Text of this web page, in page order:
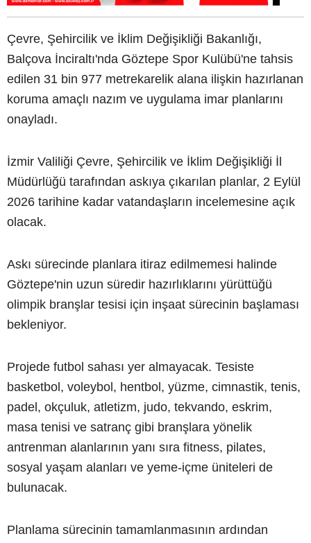
Çevre, Şehircilik ve İklim Değişikliği Bakanlığı,
Balçova İnciraltı'nda Göztepe Spor Kulübü'ne tahsis
edilen 31 bin 977 metrekarelik alana ilişkin hazırlanan
koruma amaçlı nazım ve uygulama imar planlarını
onayladı.
İzmir Valiliği Çevre, Şehircilik ve İklim Değişikliği İl
Müdürlüğü tarafından askıya çıkarılan planlar, 2 Eylül
2026 tarihine kadar vatandaşların incelemesine açık
olacak.
Askı sürecinde planlara itiraz edilmemesi halinde
Göztepe'nin uzun süredir hazırlıklarını yürüttüğü
olimpik branşlar tesisi için inşaat sürecinin başlaması
bekleniyor.
Projede futbol sahası yer almayacak. Tesiste
basketbol, voleybol, hentbol, yüzme, cimnastik, tenis,
padel, okçuluk, atletizm, judo, tekvando, eskrim,
masa tenisi ve satranç gibi branşlara yönelik
antrenman alanlarının yanı sıra fitness, pilates,
sosyal yaşam alanları ve yeme-içme üniteleri de
bulunacak.
Planlama sürecinin tamamlanmasının ardından